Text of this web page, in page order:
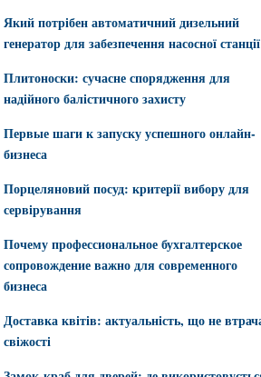
Який потрібен автоматичний дизельний
генератор для забезпечення насосної станції
Плитоноски: сучасне спорядження для
надійного балістичного захисту
Первые шаги к запуску успешного онлайн-
бизнеса
Порцеляновий посуд: критерії вибору для
сервірування
Почему профессиональное бухгалтерское
сопровождение важно для современного
бизнеса
Доставка квітів: актуальність, що не
свіжості